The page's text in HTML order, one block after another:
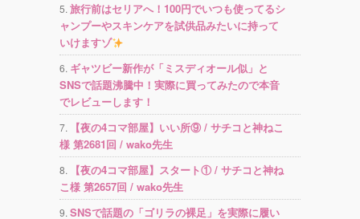
旅行前はセリアへ！100円でいつも使ってるシ
ャンプーやスキンケアを試供品みたいに持って
いけますゾ
ギャツビー新作が「ミスディオール似」と
SNSで話題沸騰中！実際に買ってみたので本音
でレビューします！
【夜の4コマ部屋】いい所⑨ / サチコと神ねこ
様 第2681回 / wako先生
【夜の4コマ部屋】スタート① / サチコと神ね
こ様 第2657回 / wako先生
SNSで話題の「ゴリラの裸足」を実際に履い